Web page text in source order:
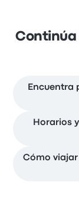
Continúa
Encuentra
Horarios
Cómo